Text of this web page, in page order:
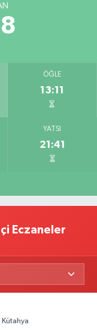
ÖĞLE
13:11
YATSI
21:41
Eczaneler